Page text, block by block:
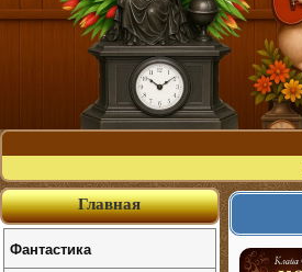
Главная
Фантастика